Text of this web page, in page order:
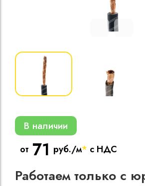
В наличии
от 71 руб./м* с НДС
Работаем только с